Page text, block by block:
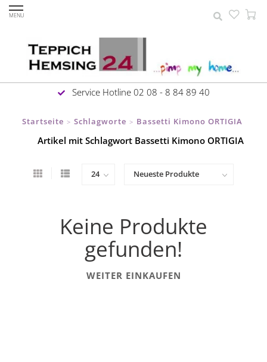
MENU
Service Hotline 02 08 - 8 84 89 40
Startseite > Schlagworte > Bassetti Kimono ORTIGIA
Artikel mit Schlagwort Bassetti Kimono ORTIGIA
Keine Produkte
gefunden!
WEITER EINKAUFEN